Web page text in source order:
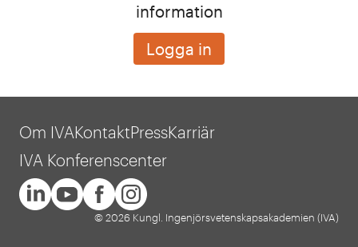
information
Logga in
Om IVAKontaktPressKarriär
IVA Konferenscenter
© 2026 Kungl. Ingenjörsvetenskapsakademien (IVA)